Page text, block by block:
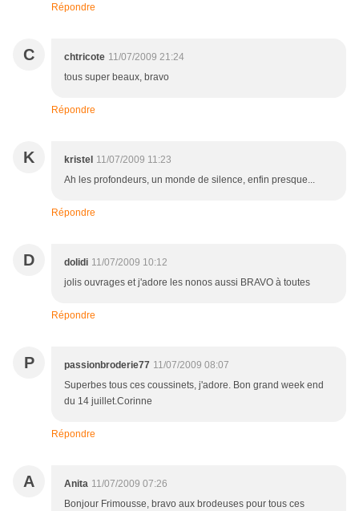
Répondre
C chtricote 11/07/2009 21:24
tous super beaux, bravo
Répondre
K kristel 11/07/2009 11:23
Ah les profondeurs, un monde de silence, enfin presque...
Répondre
D dolidi 11/07/2009 10:12
jolis ouvrages et j'adore les nonos aussi BRAVO à toutes
Répondre
P passionbroderie77 11/07/2009 08:07
Superbes tous ces coussinets, j'adore. Bon grand week end
du 14 juillet.Corinne
Répondre
A Anita 11/07/2009 07:26
Bonjour Frimousse, bravo aux brodeuses pour tous ces